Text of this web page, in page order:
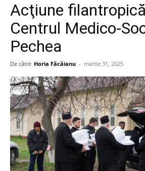
Acţiune
Centrul Medico-
Pechea
De către Horia Făcăianu - martie 31, 2025